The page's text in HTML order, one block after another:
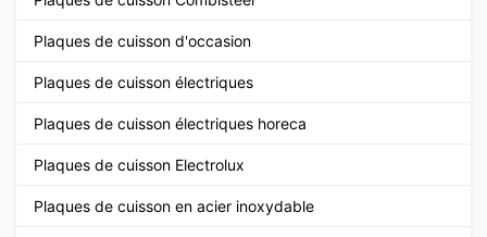
Plaques de cuisson d'occasion
Plaques de cuisson électriques
Plaques de cuisson électriques horeca
Plaques de cuisson Electrolux
Plaques de cuisson en acier inoxydable